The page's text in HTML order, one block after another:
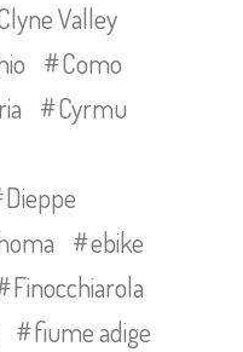
Valley
Como
Cyrmu
Dieppe
ebike
Finocchiarola
fiume adige